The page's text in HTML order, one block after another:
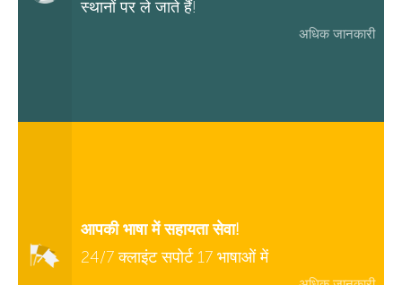
स्थानों पर ले जाते हैं!
अधिक जानकारी
आपकी भाषा में सहायता सेवा!
24/7 क्लाइंट सपोर्ट 17 भाषाओं में